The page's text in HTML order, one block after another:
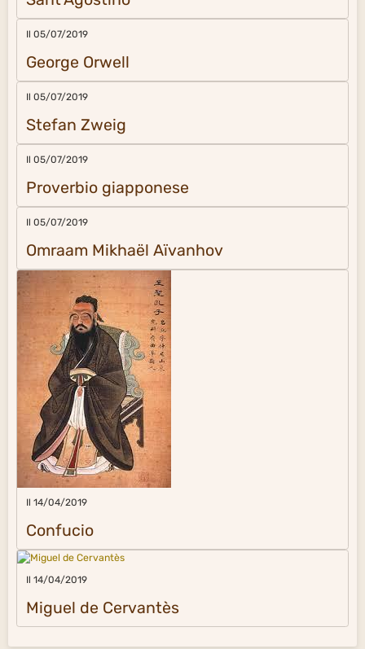
Il 05/07/2019
George Orwell
Il 05/07/2019
Stefan Zweig
Il 05/07/2019
Proverbio giapponese
Il 05/07/2019
Omraam Mikhaël Aïvanhov
Il 14/04/2019
Confucio
Il 14/04/2019
Miguel de Cervantès